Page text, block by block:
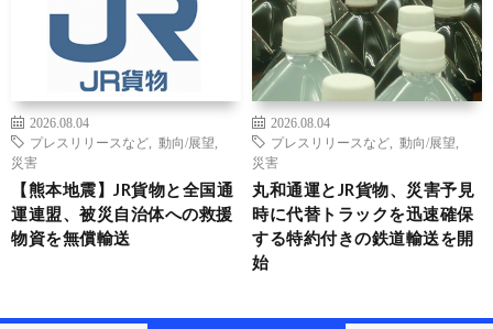
2026.08.04
プレスリリースなど
動向/展望
災害
【熊本地震】JR貨物と全国通
運連盟、被災自治体への救援
物資を無償輸送
2026.08.04
プレスリリースなど
動向/展望
災害
丸和通運とJR貨物、災害予見
時に代替トラックを迅速確保
する特約付きの鉄道輸送を開
始